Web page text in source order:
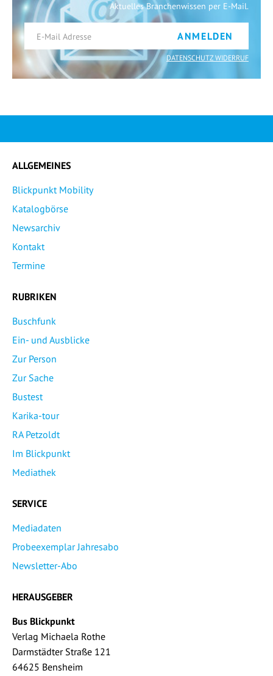
Aktuelles Branchenwissen per E-Mail.
ANMELDEN
DATENSCHUTZ WIDERRUF
ALLGEMEINES
Blickpunkt Mobility
Katalogbörse
Newsarchiv
Kontakt
Termine
RUBRIKEN
Buschfunk
Ein- und Ausblicke
Zur Person
Zur Sache
Bustest
Karika-tour
RA Petzoldt
Im Blickpunkt
Mediathek
SERVICE
Mediadaten
Probeexemplar Jahresabo
Newsletter-Abo
HERAUSGEBER
Bus Blickpunkt
Verlag Michaela Rothe
Darmstädter Straße 121
64625 Bensheim